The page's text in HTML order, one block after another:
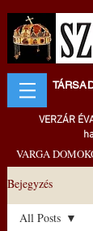
VERZÁR
VARGA
Bejegyzés
All Posts